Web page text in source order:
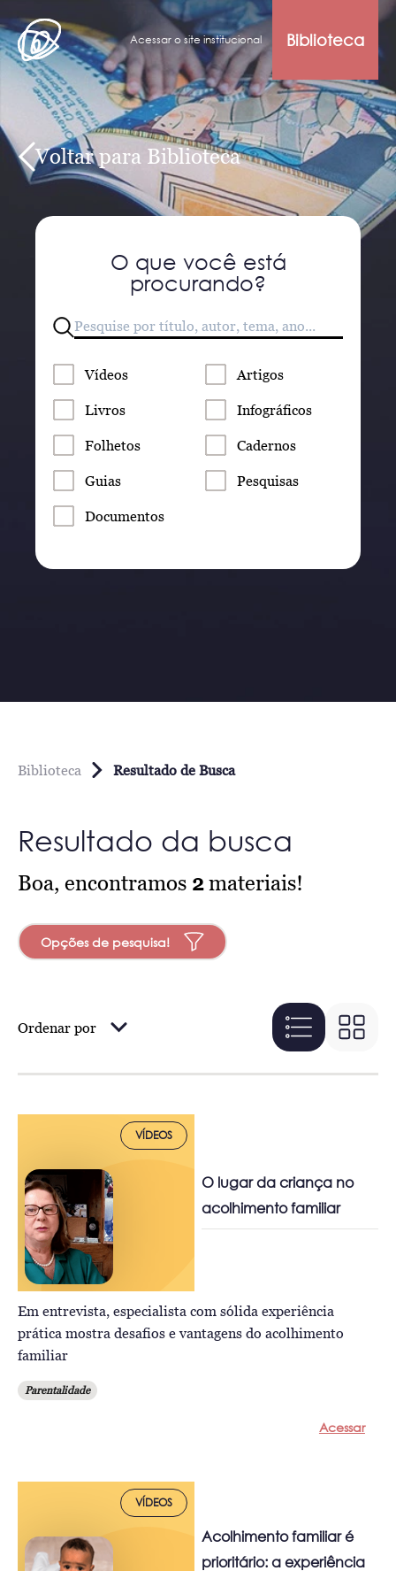
Acessar o site institucional Biblioteca
Voltar para Biblioteca
O que você está
procurando?
Vídeos Artigos
Livros Infográficos
Folhetos Cadernos
Guias Pesquisas
Documentos
Biblioteca Resultado de Busca
Resultado da busca
Boa, encontramos 2materiais!
Opções de pesquisa!
Ordenar por
VÍDEOS
O lugar da criança no
acolhimento familiar
Em entrevista, especialista com sólida experiência
prática mostra desafios e vantagens do acolhimento
familiar
Parentalidade
Acessar
VÍDEOS
Acolhimento familiar é
prioritário: a experiência